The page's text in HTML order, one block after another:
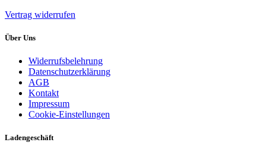
Vertrag widerrufen
Über Uns
Widerrufsbelehrung
Datenschutzerklärung
AGB
Kontakt
Impressum
Cookie-Einstellungen
Ladengeschäft